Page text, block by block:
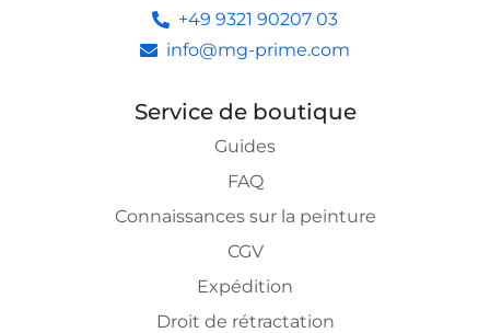
+49 9321 90207 03
info@mg-prime.com
Service de boutique
Guides
FAQ
Connaissances sur la peinture
CGV
Expédition
Droit de rétractation